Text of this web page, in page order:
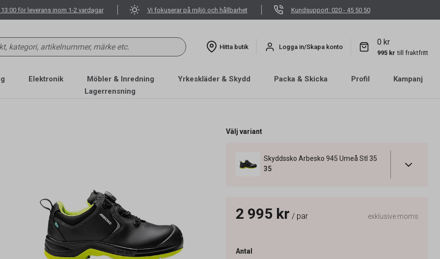
för leverans inom 1-2 vardagar Vi fokuserar på miljö och hållbarhet Kundsupport: 020 - 45 50 50
Hitta butik Logga in/Skapa konto
0 kr
995 kr till fraktfritt
Elektronik Möbler & Inredning Yrkeskläder & Skydd Packa & Skicka Profil
Kampanj
Lagerrensning
Välj variant
Skyddssko Arbesko 945 Umeå Stl 35
35
2 995 kr / par exklusive moms
Antal